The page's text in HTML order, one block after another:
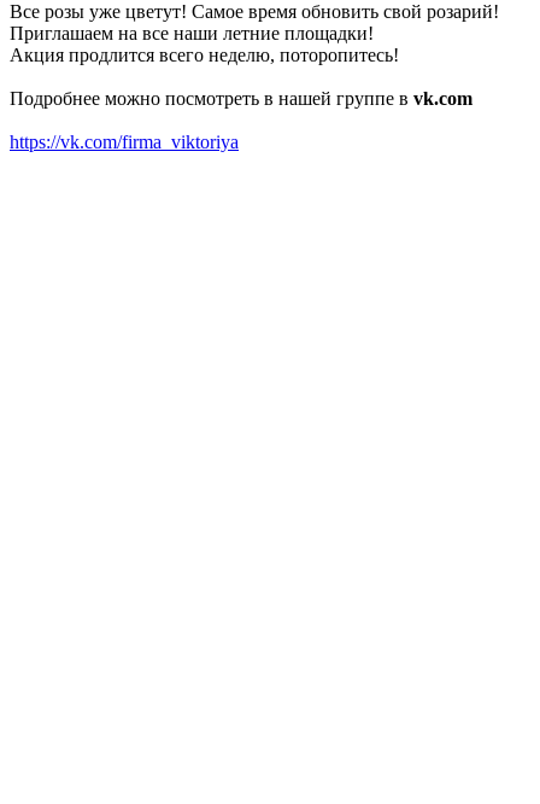
Все розы уже цветут! Самое время обновить свой розарий!
Приглашаем на все наши летние площадки!
Акция продлится всего неделю, поторопитесь!
Подробнее можно посмотреть в нашей группе в vk.com
https://vk.com/firma_viktoriya